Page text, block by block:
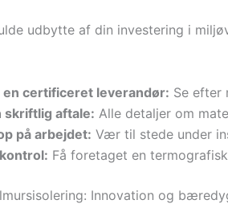
udbytte af din investering i
certificeret leverandør: Se efter
skriftlig aftale: Alle detaljer om
på arbejdet: Vær til stede under
Få foretaget en
Innovation og